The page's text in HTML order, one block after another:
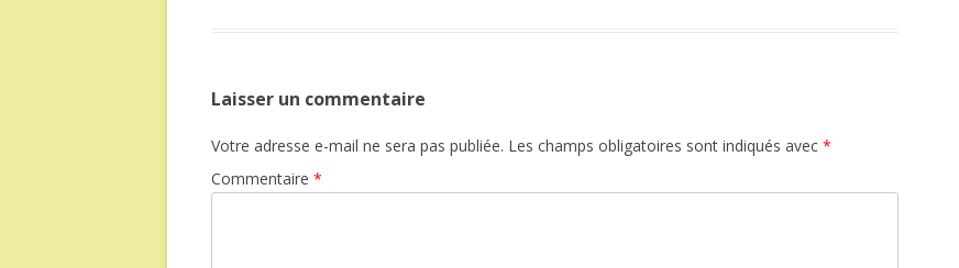
Laisser un commentaire
Votre adresse e-mail ne sera pas publiée. Les champs obligatoires sont indiqués avec *
Commentaire *